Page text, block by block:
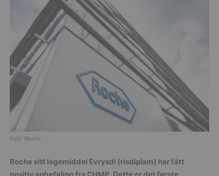
Foto: Roche
Roche sitt legemiddel Evrysdi (risdiplam) har fått